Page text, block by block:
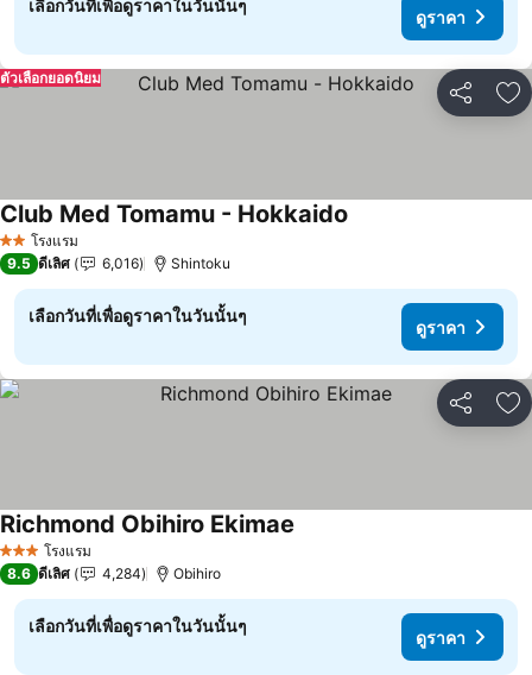
เลือกวันที่เพื่อดูราคาในวันนั้นๆ
ดูราคา
แชร์ เ
ตัวเลือกยอดนิยม
2 ดาวโรงแรม
Club Med Tomamu - Hokkaido
9.5 ดีเลิศ 6,016 Shintoku
เลือกวันที่เพื่อดูราคาในวันนั้นๆ
ดูราคา
แชร์ เ
3 ดาว โรงแรม
Richmond Obihiro Ekimae
8.6 ดีเลิศ 4,284 Obihiro
เลือกวันที่เพื่อดูราคาในวันนั้นๆ
ดูราคา